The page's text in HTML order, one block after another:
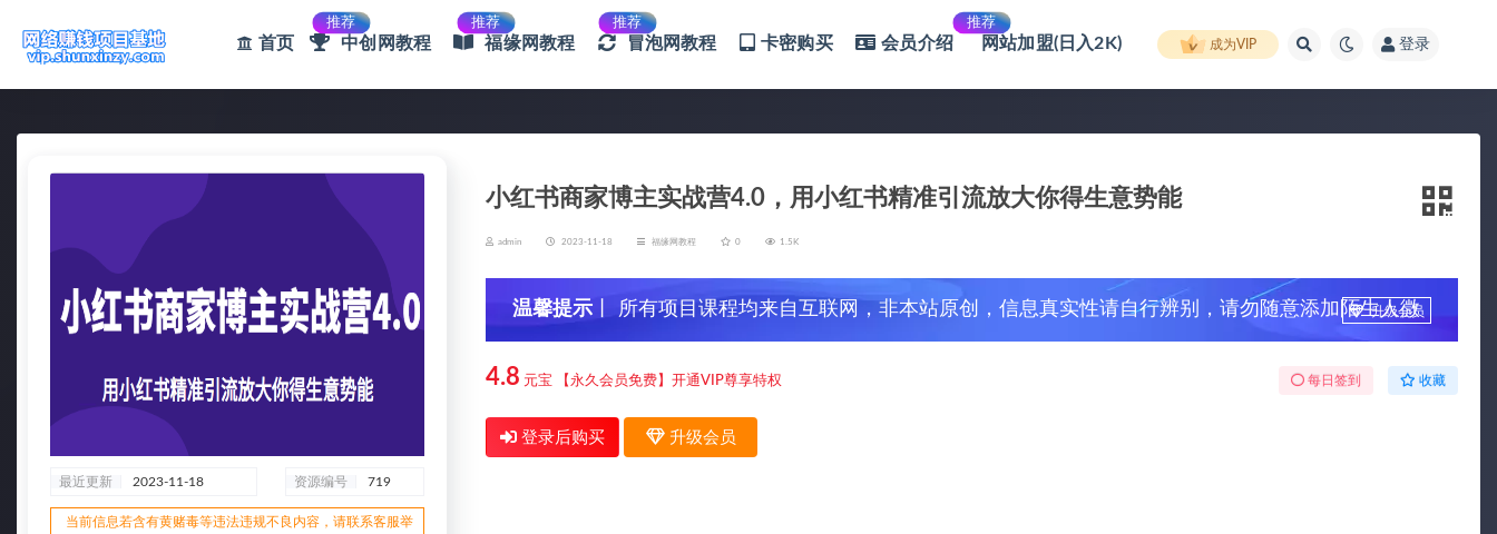
首页
推荐
中创网教程
推荐
福缘网教程
推荐
冒泡网教程 卡密购买 会员介绍
推荐
网站加盟(日入2K) 成为VIP 登录
最近更新 2023-11-18 资源编号 719
当前信息若含有黄赌毒等违法违规不良内容，请联系客服举
小红书商家博主实战营4.0，用小红书精准引流放大你得生意势能
admin 2023-11-18 福缘网教程 0 1.5K
温馨提示 丨 所有项目课程均来自互联网，非本站原创，信息真实性请自行辨别，请勿随意添加陌生人微
信，谨防上当受骗！
升级会员
4.8 元宝 【永久会员免费】开通VIP尊享特权 每日签到 收藏
登录后购买 升级会员